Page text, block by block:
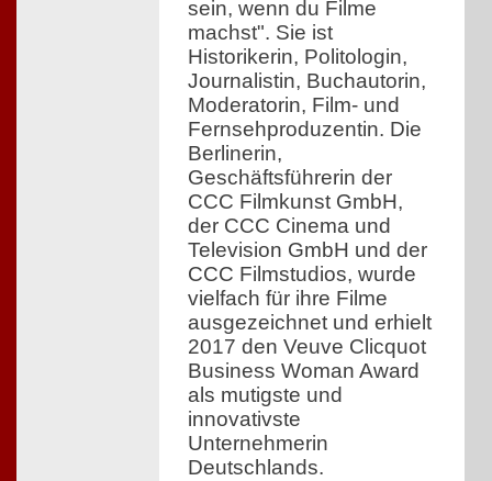
sein, wenn du Filme
machst". Sie ist
Historikerin, Politologin,
Journalistin, Buchautorin,
Moderatorin, Film- und
Fernsehproduzentin. Die
Berlinerin,
Geschäftsführerin der
CCC Filmkunst GmbH,
der CCC Cinema und
Television GmbH und der
CCC Filmstudios, wurde
vielfach für ihre Filme
ausgezeichnet und erhielt
2017 den Veuve Clicquot
Business Woman Award
als mutigste und
innovativste
Unternehmerin
Deutschlands.